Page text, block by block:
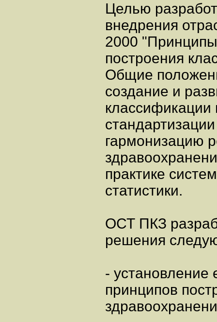
Целью
внедрения
2000
построения
Общие
создание и
классификации
гармонизацию
практике
статистики.
ОСТ ПКЗ
решения
- установление
принципов